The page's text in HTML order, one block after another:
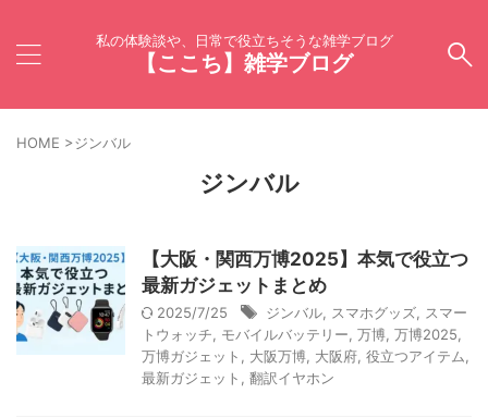
私の体験談や、日常で役立ちそうな雑学ブログ
【ここち】雑学ブログ
HOME >ジンバル
ジンバル
【大阪・関西万博2025】本気で役立つ
最新ガジェットまとめ
2025/7/25 ジンバル スマホグッズ
スマー
トウォッチ
モバイルバッテリー 万博 万博2025
万博ガジェット
大阪万博 大阪府 役立つアイテム
最新ガジェット
翻訳イヤホン